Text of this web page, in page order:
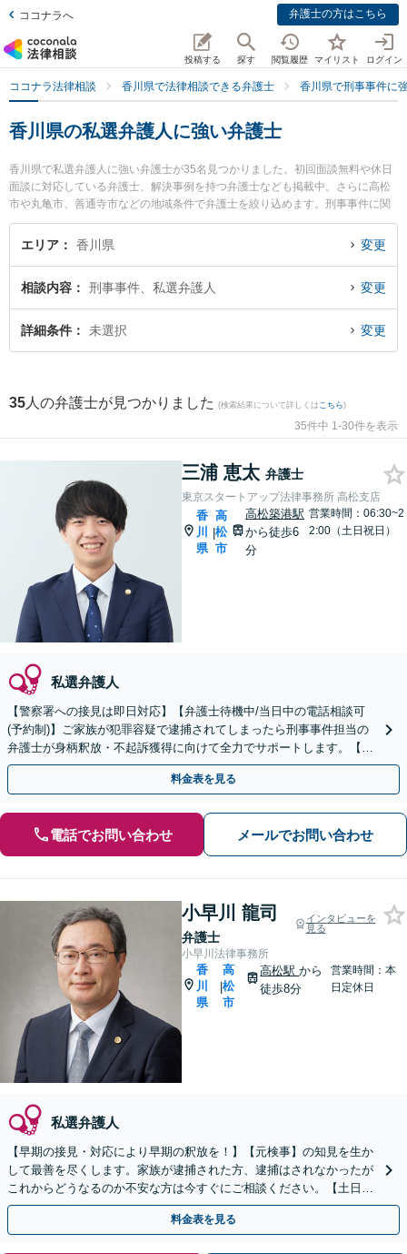
ココナラへ 弁護士の方はこちら
投稿する 探す 閲覧履歴 マイリスト ログイン
ココナラ法律相談 香川県で法律相談できる弁護士 香川県で刑事事件に
香川県の私選弁護人に強い弁護士
香川県で私選弁護人に強い弁護士が35名見つかりました。初回面談無料や休日
面談に対応している弁護士、解決事例を持つ弁護士なども掲載中。さらに高松
市や丸亀市、善通寺市などの地域条件で弁護士を絞り込めます。刑事事件に関
係する加害者側や少年事件、再犯・前科あり等の細かな分野での絞り込み検索
もでき便利です。特に東京スタートアップ法律事務所 高松支店の三浦 恵太弁護
県で土日や夜間に発生した私選弁護人のトラブルを今すぐに弁護士に相談した
い』『私選弁護人のトラブル解決の実績豊富な近くの弁護士を検索したい』
『初回相談無料で私選弁護人を法律相談できる香川県内の弁護士に相談予約し
エリア 香川県 変更
相談内容 刑事事件、私選弁護人 変更
詳細条件 未選択 変更
35 人の弁護士が見つかりました (検索結果について詳しくは こちら)
35件中 1-30件を表示
三浦 恵太 弁護士
東京スタートアップ法律事務所 高松支店
香
川
県
|
高
松
市
高松築港駅
から徒歩6
分
営業時間：06:30~2
2:00（土日祝日）
私選弁護人
【警察署への接見は即日対応】【弁護士待機中/当日中の電話相談可
(予約制)】ご家族が犯罪容疑で逮捕されてしまったら刑事事件担当の
弁護士が身柄釈放・不起訴獲得に向けて全力でサポートします。【毎
月100名以上の相談実績】【香川県対応】
料金表を見る
電話でお問い合わせ メールでお問い合わせ
小早川 龍司
弁護士
インタビューを
見る
小早川法律事務所
香
川
県
|
高
松
市
高松駅から
徒歩8分
営業時間：本
日定休日
私選弁護人
【早期の接見・対応により早期の釈放を！】【元検事】の知見を生か
して最善を尽くします。家族が逮捕された方、逮捕はされなかったが
これからどうなるのか不安な方は今すぐにご相談ください。【土日
祝・夜間対応可】刑事事件は一刻を争います！
料金表を見る